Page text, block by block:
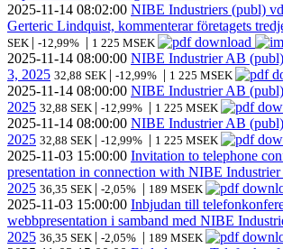
2025-11-14 08:02:00 NIBE Industriers (publ)
Gerteric Lindquist, kommenterar företagets
SEK | -12,99% | 1 225 MSEK
2025-11-14 08:00:00 NIBE Industrier AB
3, 2025 32,88 SEK | -12,99% | 1 225 MSEK
2025-11-14 08:00:00 NIBE Industrier AB
2025 32,88 SEK | -12,99% | 1 225 MSEK
2025-11-14 08:00:00 NIBE Industrier AB
2025 32,88 SEK | -12,99% | 1 225 MSEK
2025-11-03 15:00:00 Invitation to telephone
presentation in connection with NIBE
2025 36,35 SEK | -2,05% | 189 MSEK
2025-11-03 15:00:00 Inbjudan till
webbpresentation i samband med NIBE
2025 36,35 SEK | -2,05% | 189 MSEK